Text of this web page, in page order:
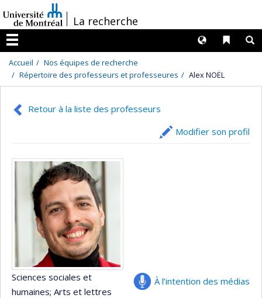
au
contenu
/La recherche
Menu
Liens
Langues
Accueil
Nos équipes de recherche
Répertoire des professeurs et professeures
Alex NOËL
Retour à la liste des professeurs
Modifier son profil
À l’intention des médias
Sciences sociales et
humaines; Arts et lettres